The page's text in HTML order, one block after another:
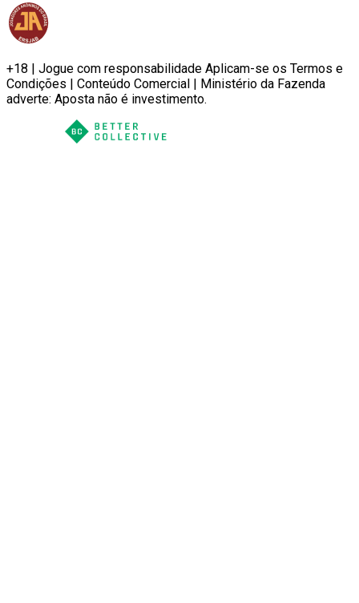
+18 | Jogue com responsabilidade Aplicam-se os Termos e
Condições | Conteúdo Comercial | Ministério da Fazenda
adverte: Aposta não é investimento.